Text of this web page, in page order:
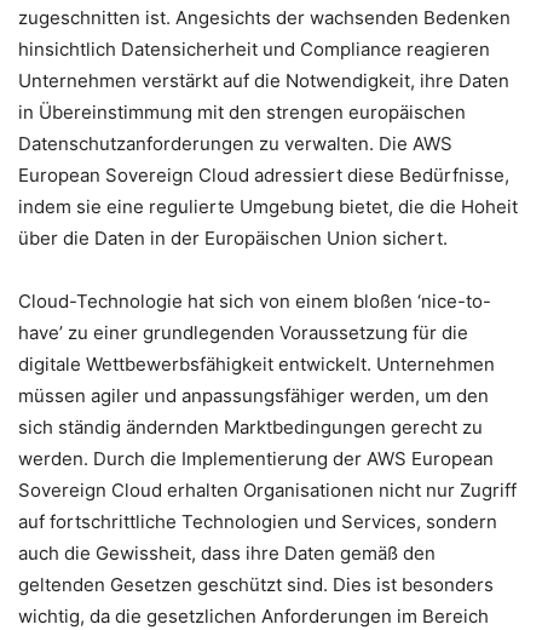
zugeschnitten ist. Angesichts der wachsenden Bedenken
hinsichtlich Datensicherheit und Compliance reagieren
Unternehmen verstärkt auf die Notwendigkeit, ihre Daten
in Übereinstimmung mit den strengen europäischen
Datenschutzanforderungen zu verwalten. Die AWS
European Sovereign Cloud adressiert diese Bedürfnisse,
indem sie eine regulierte Umgebung bietet, die die Hoheit
über die Daten in der Europäischen Union sichert.
Cloud-Technologie hat sich von einem bloßen ‘nice-to-
have’ zu einer grundlegenden Voraussetzung für die
digitale Wettbewerbsfähigkeit entwickelt. Unternehmen
müssen agiler und anpassungsfähiger werden, um den
sich ständig ändernden Marktbedingungen gerecht zu
werden. Durch die Implementierung der AWS European
Sovereign Cloud erhalten Organisationen nicht nur Zugriff
auf fortschrittliche Technologien und Services, sondern
auch die Gewissheit, dass ihre Daten gemäß den
geltenden Gesetzen geschützt sind. Dies ist besonders
wichtig, da die gesetzlichen Anforderungen im Bereich